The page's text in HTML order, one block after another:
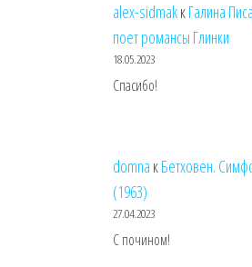
alex-sidmakкГалина
поет романсы Глинки
18.05.2023
Спасибо!
domna кБетховен.
(1963)
27.04.2023
С почином!